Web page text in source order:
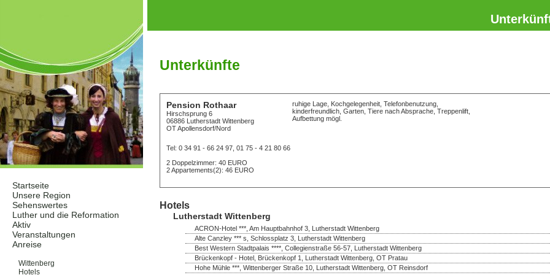
Startseite
Unsere Region
Sehenswertes
Luther und die Reformation
Aktiv
Veranstaltungen
Anreise
Wittenberg
Hotels
Unterkünfte
Pension Rothaar
Hirschsprung 6
06886 Lutherstadt Wittenberg
OT Apollensdorf/Nord
ruhige Lage, Kochgelegenheit, Telefonbenutzung,
kinderfreundlich, Garten, Tiere nach Absprache, Treppenlift,
Aufbettung mögl.
Tel: 0 34 91 - 66 24 97, 01 75 - 4 21 80 66
2 Doppelzimmer: 40 EURO
2 Appartements(2): 46 EURO
Hotels
Lutherstadt Wittenberg
ACRON-Hotel ***, Am Hauptbahnhof 3, Lutherstadt Wittenberg
Alte Canzley *** s, Schlossplatz 3, Lutherstadt Wittenberg
Best Western Stadtpalais ****, Collegienstraße 56-57, Lutherstadt Wittenberg
Brückenkopf - Hotel, Brückenkopf 1, Lutherstadt Wittenberg, OT Pratau
Hohe Mühle ***, Wittenberger Straße 10, Lutherstadt Wittenberg, OT Reinsdorf